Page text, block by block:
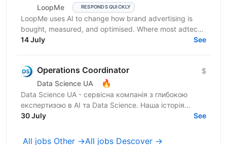
LoopMe RESPONDS QUICKLY
LoopMe uses AI to change how brand advertising is
bought, measured, and optimised. Where most adtech
platforms optimise for impressions or clicks, we...
14 July See
Operations Coordinator
Data Science UA 🔥
$
Data Science UA - сервісна компанія з глибокою
експертизою в AI та Data Science. Наша історія
почалася в 2016 році з першої конференції Data
30 July See
All jobs Other →All jobs Descover →